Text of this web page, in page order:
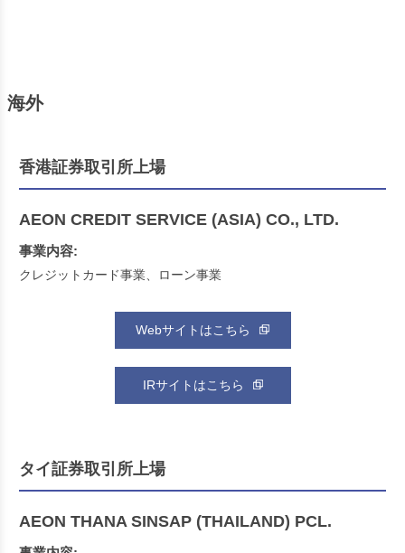
海外
香港証券取引所上場
AEON CREDIT SERVICE (ASIA) CO., LTD.
事業内容:
クレジットカード事業、ローン事業
Webサイトはこちら
IRサイトはこちら
タイ証券取引所上場
AEON THANA SINSAP (THAILAND) PCL.